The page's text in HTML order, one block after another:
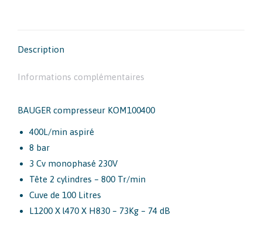
Description
Informations complémentaires
BAUGER compresseur KOM100400
400L/min aspiré
8 bar
3 Cv monophasé 230V
Tête 2 cylindres – 800 Tr/min
Cuve de 100 Litres
L1200 X l470 X H830 – 73Kg – 74 dB